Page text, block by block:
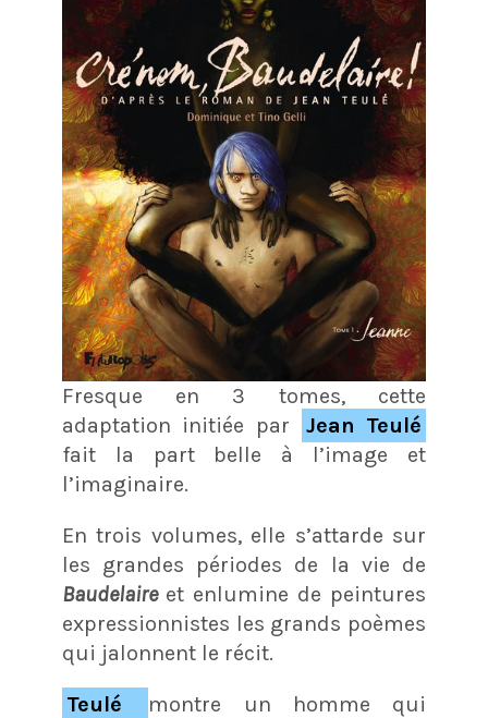
Fresque en 3 tomes, cette
adaptation initiée par
Jean Teulé
fait la part belle à l’image et
l’imaginaire.
En trois volumes, elle s’attarde sur
les grandes périodes de la vie de
Baudelaire et enlumine de peintures
expressionnistes les grands poèmes
qui jalonnent le récit.
Teulé
montre un homme qui